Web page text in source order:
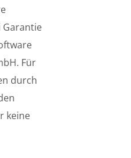
Garantie
Für
durch
keine